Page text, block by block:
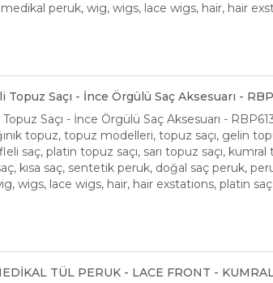
peruk, wig, wigs, lace wigs, hair, hair
Topuz Saçı - İnce Örgülü Saç Aksesuarı -
Saçı - İnce Örgülü Saç Aksesuarı -
topuz, topuz modelleri, topuz saçı, gelin
saç, platin topuz saçı, sarı topuz saçı,
kısa saç, sentetik peruk, doğal saç peruk,
wigs, lace wigs, hair, hair exstations, platin
TÜL PERUK - LACE FRONT -